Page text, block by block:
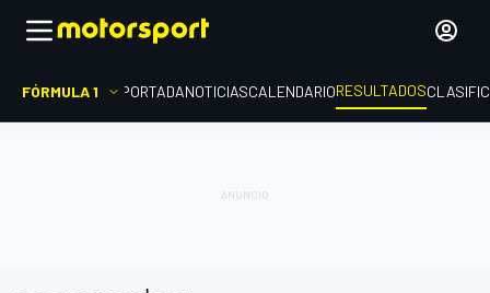
FÓRMULA 1 PORTADANOTICIASCALENDARIORESULTADOS